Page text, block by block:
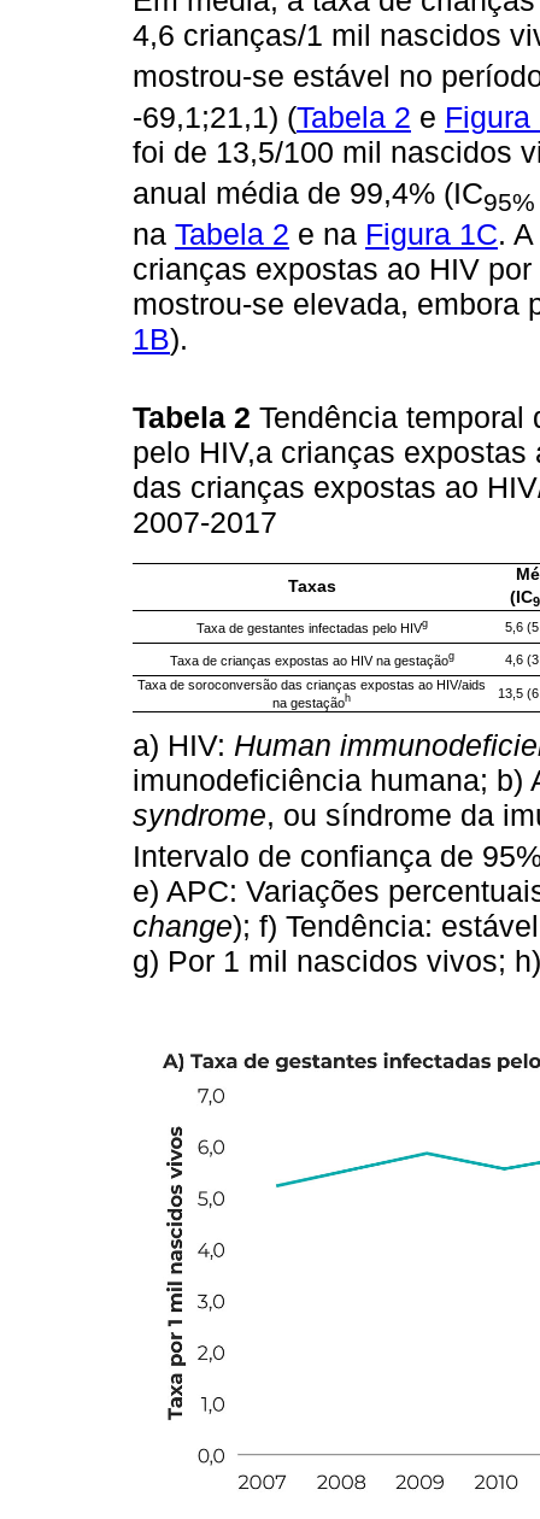
4,6 crianças/1 mil nascidos
mostrou-se estável no
-69,1;21,1) (Tabela 2 e Figura
foi de 13,5/100 mil nascidos
anual média de 99,4% (IC95%
na Tabela 2 e na Figura 1C.
crianças expostas ao HIV
mostrou-se elevada, embora
1B).
Tabela 2 Tendência temporal
pelo HIV,a crianças
das crianças expostas ao
2007-2017
Taxas
(IC
Taxa de gestantes infectadas pelo HIVg 5,6
Taxa de crianças expostas ao HIV na gestaçãog
4,6
Taxa de soroconversão das crianças expostas ao HIV/aids
na gestaçãoh 13,5
a) HIV: Human
imunodeficiência humana; b)
syndrome, ou síndrome da
Intervalo de confiança de
e) APC: Variações
change); f) Tendência:
g) Por 1 mil nascidos vivos;